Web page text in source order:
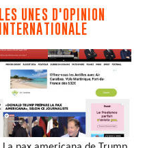
LES UNES D'OPINION
INTERNATIONALE